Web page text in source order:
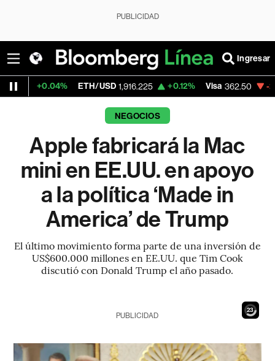
PUBLICIDAD
Ingresar
ETH/USD 1,916.225 +0.12% Visa 362.50 -2.15%
NEGOCIOS
Apple fabricará la Mac
mini en EE.UU. en apoyo
a la política ‘Made in
America’ de Trump
El último movimiento forma parte de una inversión de
US$600.000 millones en EE.UU. que Tim Cook
discutió con Donald Trump el año pasado.
21
PUBLICIDAD